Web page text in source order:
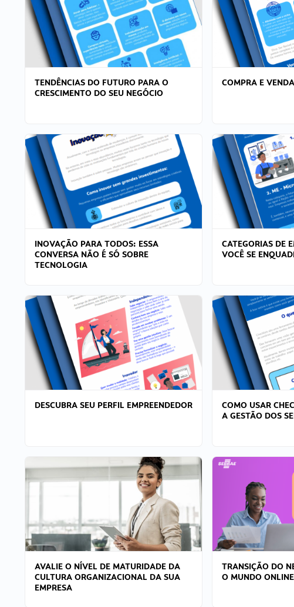
TENDÊNCIAS DO FUTURO PARA O
CRESCIMENTO DO SEU NEGÓCIO
COMPRA E
INOVAÇÃO PARA TODOS: ESSA
CONVERSA NÃO É SÓ SOBRE
TECNOLOGIA
CATEGORIAS DE
VOCÊ SE
DESCUBRA SEU PERFIL EMPREENDEDOR
COMO USAR
A GESTÃO DOS
AVALIE O NÍVEL DE MATURIDADE DA
CULTURA ORGANIZACIONAL DA SUA
EMPRESA
TRANSIÇÃO DO
O MUNDO ONLINE